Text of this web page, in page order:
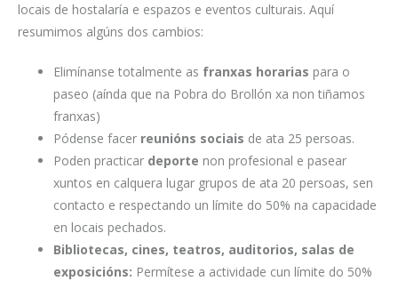
locais de hostalaría e espazos e eventos culturais. Aquí
resumimos algúns dos cambios:
Elimínanse totalmente as franxas horarias para o
paseo (aínda que na Pobra do Brollón xa non tiñamos
franxas)
Pódense facer reunións sociais de ata 25 persoas.
Poden practicar deporte non profesional e pasear
xuntos en calquera lugar grupos de ata 20 persoas, sen
contacto e respectando un límite do 50% na capacidade
en locais pechados.
Bibliotecas, cines, teatros, auditorios, salas de
exposicións: Permítese a actividade cun límite do 50%